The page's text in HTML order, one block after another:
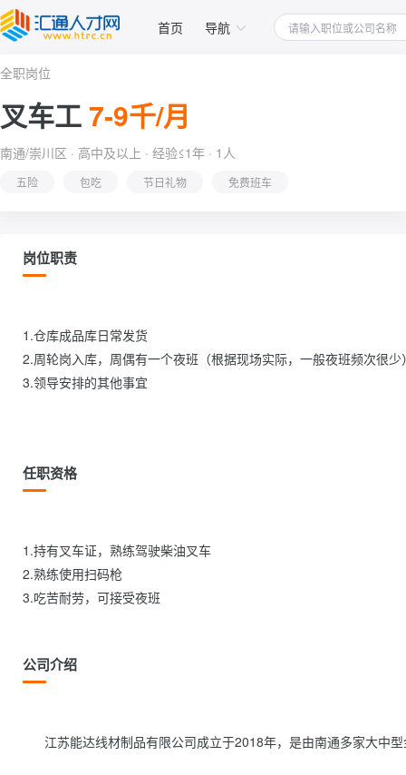
首页 导航
全职岗位
叉车工7-9千/月
南通/崇川区 · 高中及以上 · 经验≤1年 · 1人
五险 包吃 节日礼物 免费班车
岗位职责
1.仓库成品库日常发货
2.周轮岗入库，周偶有一个夜班（根据现场实际，一般夜班频次很少
3.领导安排的其他事宜
任职资格
1.持有叉车证，熟练驾驶柴油叉车
2.熟练使用扫码枪
3.吃苦耐劳，可接受夜班
公司介绍